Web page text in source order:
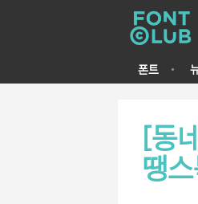
폰트
[동
땡